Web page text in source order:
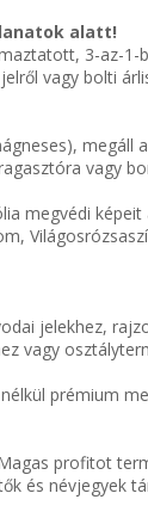
alatt!
3-az-
vagy bolti
megáll
vagy
megvédi
jelekhez,
vagy
prémium
profitot
és névjegyek